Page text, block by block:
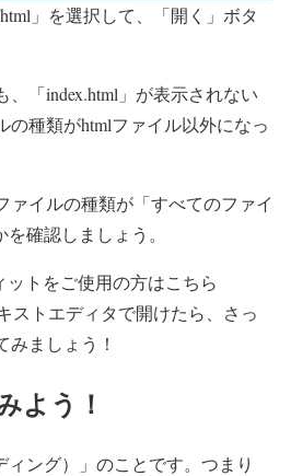
」を選択して、「開く」ボタ
「index.html」が表示されない
の種類がhtmlファイル以外になっ
ァイルの種類が「すべてのファイ
確認しましょう。
ットをご使用の方はこちら
ストエディタで開けたら、さっ
みましょう！
よう！
ィング）」のことです。つまり